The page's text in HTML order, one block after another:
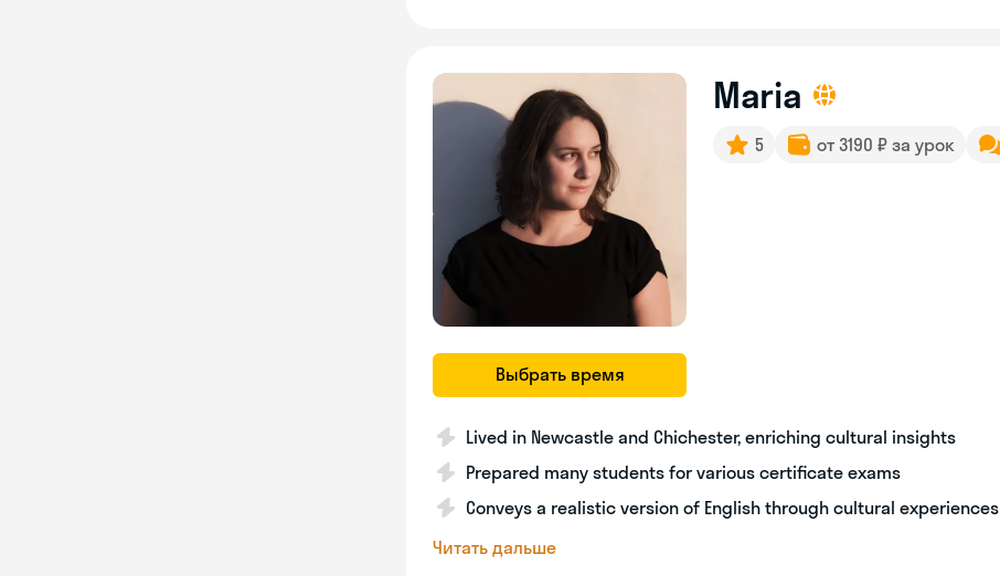
Выбрать время
Maria
5 от 3190 ₽ за урок
Lived in Newcastle and Chichester, enriching cultural insights
Prepared many students for various certificate exams
Conveys a realistic version of English through cultural experiences
Читать дальше